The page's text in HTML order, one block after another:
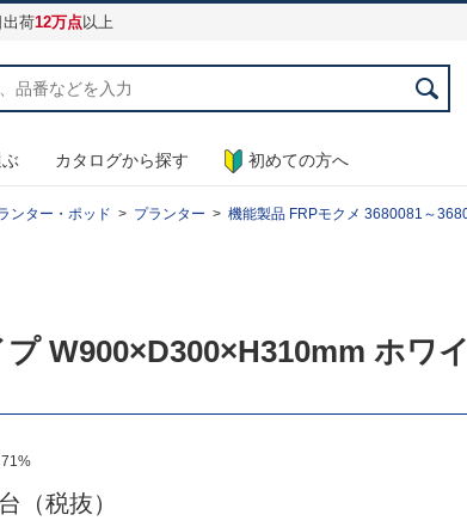
出荷12万点以上
カタログから探す 初めての方へ
ンター・ポッド プランター 機能製品 FRPモクメ 3680081～
W900×D300×H310mm ホワ
（税抜）